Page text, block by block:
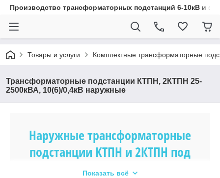
Производство трансформаторных подстанций 6-10кВ и
Товары и услуги Комплектные трансформаторные
Трансформаторные подстанции КТПН, 2КТПН 25-
2500кВА, 10(6)/0,4кВ наружные
Наружные трансформаторные
подстанции КТПН и 2КТПН под
заказ
Показать всё